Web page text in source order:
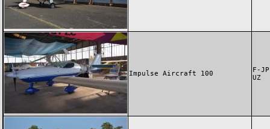
Impulse Aircraft 100
F-
UZ